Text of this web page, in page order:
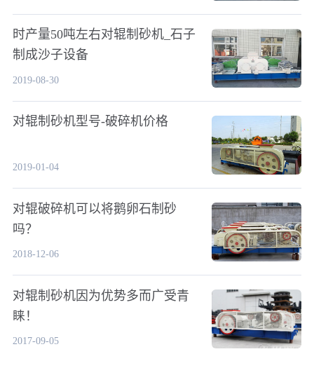
时产量50吨左右对辊制砂机_石子
制成沙子设备
2019-08-30
对辊制砂机型号-破碎机价格
2019-01-04
对辊破碎机可以将鹅卵石制砂
吗？
2018-12-06
对辊制砂机因为优势多而广受青
睐！
2017-09-05